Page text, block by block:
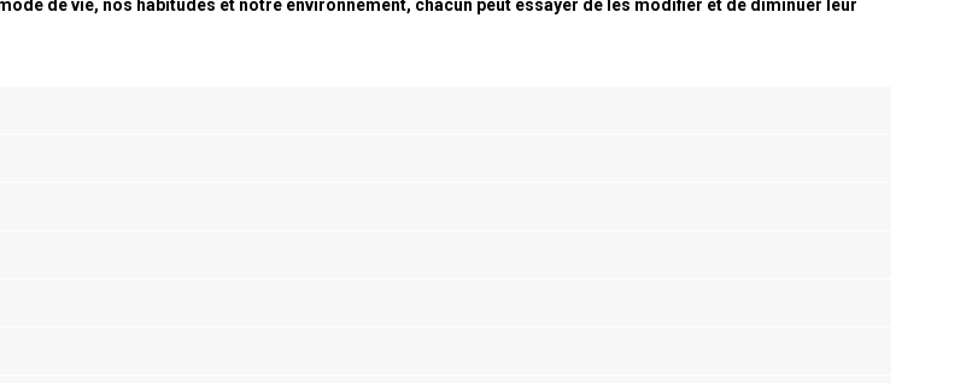
de vie, nos habitudes et notre environnement, chacun peut essayer de les modifier et de diminuer leur